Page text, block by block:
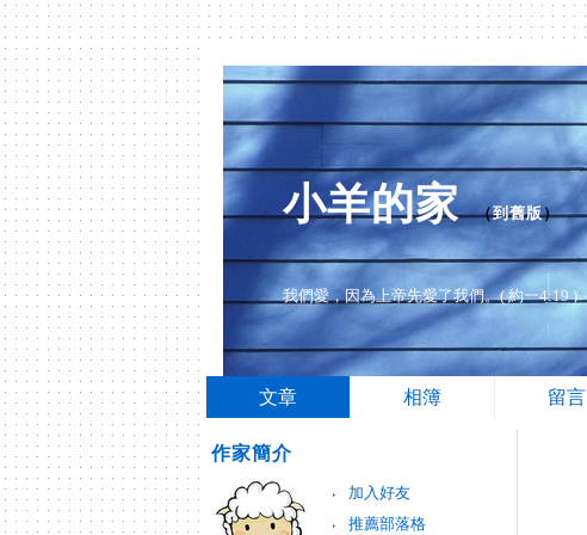
小羊的家（到舊版）
我們愛，因為上帝先愛了我們。( 約一4:19 )
文章 相簿 留言
作家簡介
加入好友
推薦部落格